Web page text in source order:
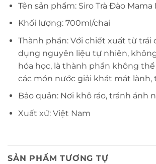
Tên sản phẩm: Siro Trà Đào Mama
Khối lượng: 700ml/chai
Thành phần: Với chiết xuất từ trái
dụng nguyên liệu tự nhiên,
hóa học, là thành phần không
các món nước giải khát mát lành,
Bảo quản: Nơi khô ráo, tránh ánh
Xuất xứ: Việt Nam
SẢN PHẨM TƯƠNG TỰ